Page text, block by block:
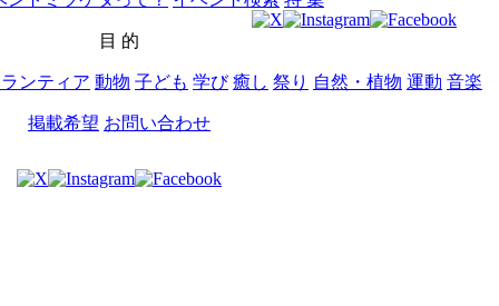
目 的
ンティア 動物 子ども 学び 癒し 祭り 自然・植物 運動 音楽
掲載希望 お問い合わせ